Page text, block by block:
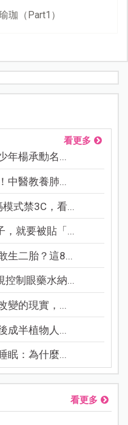
珈（Part1）
看更多
年楊承勳名...
中醫教養肺...
式禁3C，看...
，就要被貼「...
生二胎？這8...
控制眼藥水納...
變的現實，...
成半植物人...
眠：為什麼...
看更多